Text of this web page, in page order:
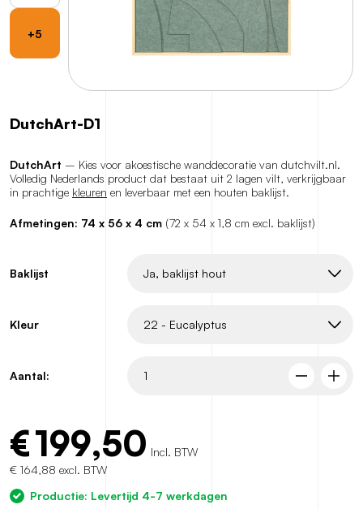
+5
DutchArt-D1
DutchArt – Kies voor akoestische wanddecoratie van dutchvilt.nl.
Volledig Nederlands product dat bestaat uit 2 lagen vilt, verkrijgbaar
in prachtige kleuren en leverbaar met een houten baklijst.
Afmetingen: 74 x 56 x 4 cm (72 x 54 x 1,8 cm excl. baklijst)
Baklijst
Kleur
Aantal:
€199,50 Incl. BTW
€ 164,88 excl. BTW
Productie: Levertijd 4-7 werkdagen